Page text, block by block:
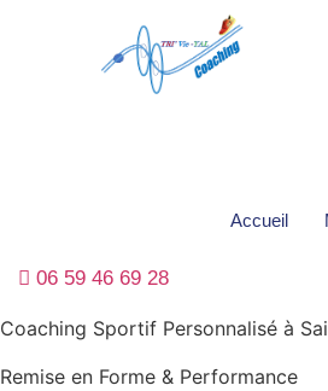
Accueil
06 59 46 69 28
Coaching Sportif Personnalisé à
Remise en Forme & Performance